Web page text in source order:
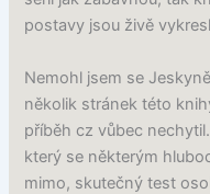
postavy jsou živě
Nemohl jsem se
několik stránek této
příběh cz vůbec
který se některým
mimo, skutečný test